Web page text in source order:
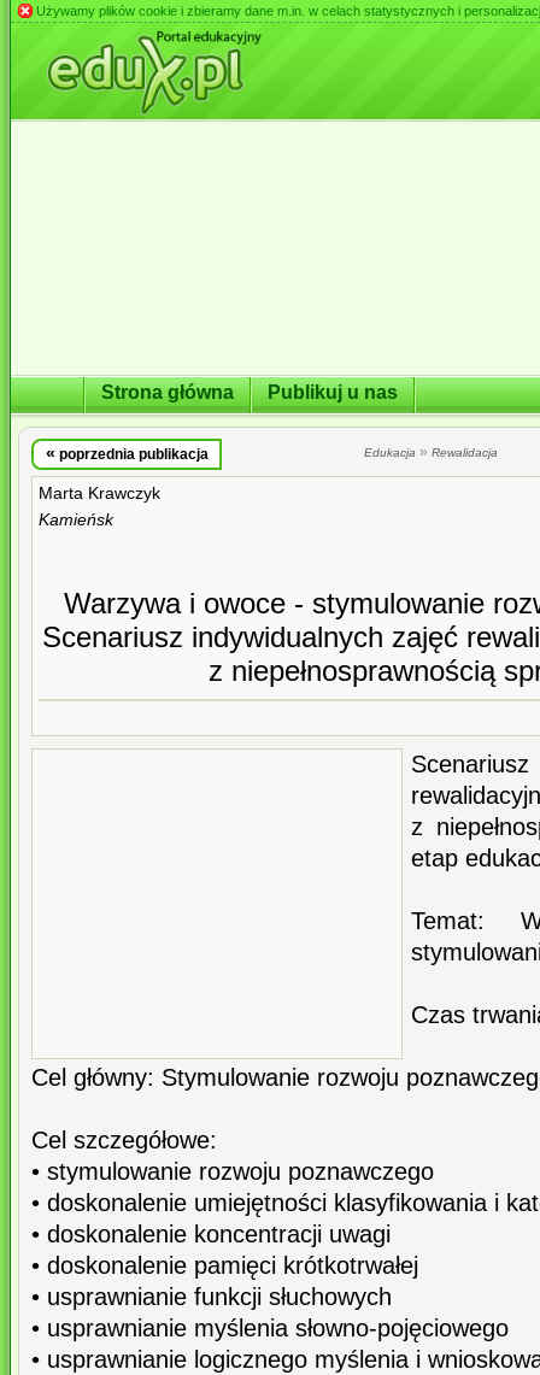
Używamy plików cookie i zbieramy dane m.in. w celach statystycznych i
Strona główna Publikuj u nas
« poprzednia publikacja Edukacja » Rewalidacja
Marta Krawczyk
Kamieńsk
Warzywa i owoce - stymulowanie
Scenariusz indywidualnych zajęć
z niepełnosprawnością
z
etap
Temat:
Czas
Cel główny: Stymulowanie rozwoju
Cel szczegółowe:
• stymulowanie rozwoju poznawczego
• doskonalenie umiejętności klasyfikowania i
• doskonalenie koncentracji uwagi
• doskonalenie pamięci krótkotrwałej
• usprawnianie funkcji słuchowych
• usprawnianie myślenia słowno-pojęciowego
• usprawnianie logicznego myślenia i